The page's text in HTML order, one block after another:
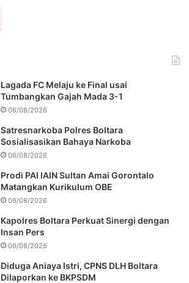
Lagada FC Melaju ke Final usai
Tumbangkan Gajah Mada 3-1
06/08/2026
Satresnarkoba Polres Boltara
Sosialisasikan Bahaya Narkoba
06/08/2026
Prodi PAI IAIN Sultan Amai Gorontalo
Matangkan Kurikulum OBE
06/08/2026
Kapolres Boltara Perkuat Sinergi dengan
Insan Pers
06/08/2026
Diduga Aniaya Istri, CPNS DLH Boltara
Dilaporkan ke BKPSDM